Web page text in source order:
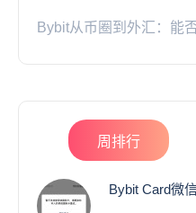
Bybit从币圈到外汇：能
周排行
Bybit Card微